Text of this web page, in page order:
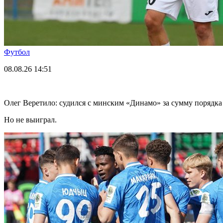
Футбол
08.08.26 14:51
Олег Веретило: судился с минским «Динамо» за сумму
Но не выиграл.